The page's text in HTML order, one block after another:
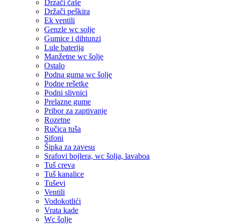
Drzači čaše
Držači peškira
Ek ventili
Genzle wc solje
Gumice i dihtunzi
Lule baterija
Manžetne wc šolje
Ostalo
Podna guma wc šolje
Podne rešetke
Podni slivnici
Prelazne gume
Pribor za zaptivanje
Rozetne
Ručica tuša
Sifoni
Šipka za zavesu
Srafovi bojlera, wc šolja, lavaboa
Tuš creva
Tuš kanalice
Tuševi
Ventili
Vodokotlići
Vrata kade
Wc šolje